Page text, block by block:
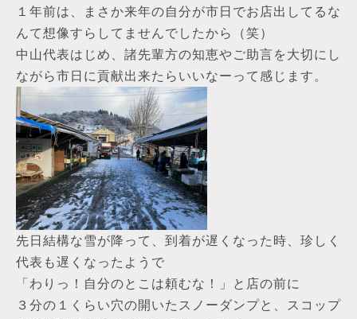
１年前は、まさか来年の自分が市日でお店出してるな
んて想像すらしてませんでしたから（笑）
中山代表はじめ、諸先輩方の知恵やご助言を大切にし
ながら市日に貢献出来たらいいなーって感じます。
先日結構な雪が降って、到着が遅くなった時、珍しく
代表も遅くなったようで
「わりっ！自分のとこは頼むな！」と店の前に
３分の１くらい穴の開いたスノーダンプと、スコップ